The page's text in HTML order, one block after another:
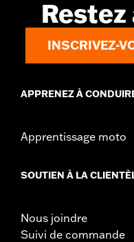
INSCRIVEZ-
APPRENEZ À
Apprentissage moto
SOUTIEN À LA
Nous joindre
Suivi de commande